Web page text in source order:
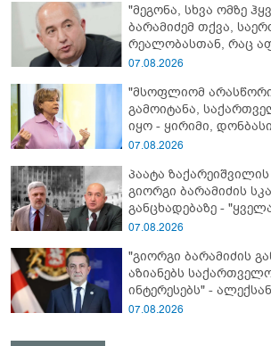
კონტროლს
"მეგონა, სხვა ომზე
ბარამიძემ თქვა,
რეალობასთან, რაც
პაატა ზაქარეიშვილის
07.08.2026
"მსოფლიომ
გამოიტანა,
იყო - ყირიმი,
წინააღმდეგ
მოყვა" - რასა
07.08.2026
პაატა ზაქარეიშვილის
გიორგი ბარამიძის
განცხადებაზე -
დეტალურად ვიცი...
ბარამიძე კი ტყუის"
07.08.2026
"გიორგი ბარამიძის
აზიანებს
ინტერესებს" -
07.08.2026